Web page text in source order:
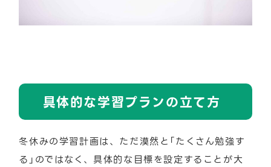
具体的な学習プランの立て方
冬休みの学習計画は、ただ漠然と「たくさん勉強す
る」のではなく、具体的な目標を設定することが大